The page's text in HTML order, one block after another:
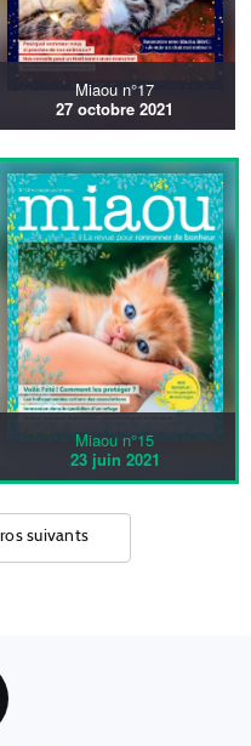
Miaou n°17
27 octobre 2021
Miaou n°15
23 juin 2021
suivants